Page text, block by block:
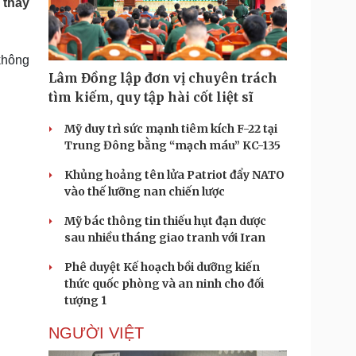
nghiệp 24h
Doanh nhân
Vì cộng đồng
Tin Công nghệ
Trải nghiệm
Chuyển đổi số
Podcast
Câu chuyện thời sự
Đọc truyện đêm khuya
Cửa sổ tình yêu
Hạt giống tâm hồn
thấy
Lâm Đồng lập đơn vị chuyên trách
tìm kiếm, quy tập hài cốt liệt sĩ
Mỹ duy trì sức mạnh tiêm kích F-22 tại
Trung Đông bằng “mạch máu” KC-135
Khủng hoảng tên lửa Patriot đẩy NATO
vào thế lưỡng nan chiến lược
Mỹ bác thông tin thiếu hụt đạn dược
sau nhiều tháng giao tranh với Iran
Phê duyệt Kế hoạch bồi dưỡng kiến
thức quốc phòng và an ninh cho đối
tượng 1
NGƯỜI VIỆT